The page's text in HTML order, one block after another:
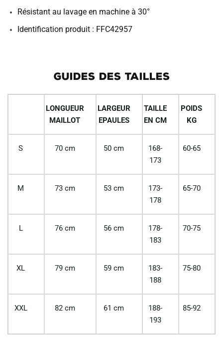
Résistant au lavage en machine à 30°
Identification produit : FFC42957
GUIDES DES TAILLES
LONGUEUR
MAILLOT
LARGEUR
EPAULES
TAILLE
EN CM
POIDS
KG
S 70 cm 50 cm
168-
173
60-65
M 73 cm 53 cm
173-
178
65-70
L 76 cm 56 cm
178-
183
70-75
XL 79 cm 59 cm
183-
188
75-80
XXL 82 cm 61 cm
188-
193
85-92